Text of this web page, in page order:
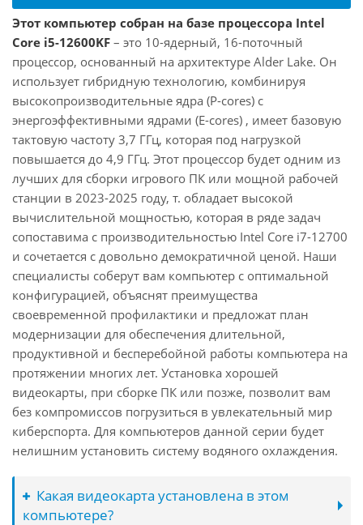
Этот компьютер собран на базе процессора Intel
Core i5-12600KF – это 10-ядерный, 16-поточный
процессор, основанный на архитектуре Alder Lake. Он
использует гибридную технологию, комбинируя
высокопроизводительные ядра (P-cores) с
энергоэффективными ядрами (E-cores) , имеет базовую
тактовую частоту 3,7 ГГц, которая под нагрузкой
повышается до 4,9 ГГц. Этот процессор будет одним из
лучших для сборки игрового ПК или мощной рабочей
станции в 2023-2025 году, т. обладает высокой
вычислительной мощностью, которая в ряде задач
сопоставима с производительностью Intel Core i7-12700
и сочетается с довольно демократичной ценой. Наши
специалисты соберут вам компьютер с оптимальной
конфигурацией, объяснят преимущества
своевременной профилактики и предложат план
модернизации для обеспечения длительной,
продуктивной и бесперебойной работы компьютера на
протяжении многих лет. Установка хорошей
видеокарты, при сборке ПК или позже, позволит вам
без компромиссов погрузиться в увлекательный мир
киберспорта. Для компьютеров данной серии будет
нелишним установить систему водяного охлаждения.
Какая видеокарта установлена в этом
компьютере?